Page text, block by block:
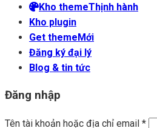
phẩmKho theme
Kho plugin
Get theme
Đăng ký đại lý
Blog & tin tức
Đăng nhập
Tên tài khoản hoặc địa chỉ email *